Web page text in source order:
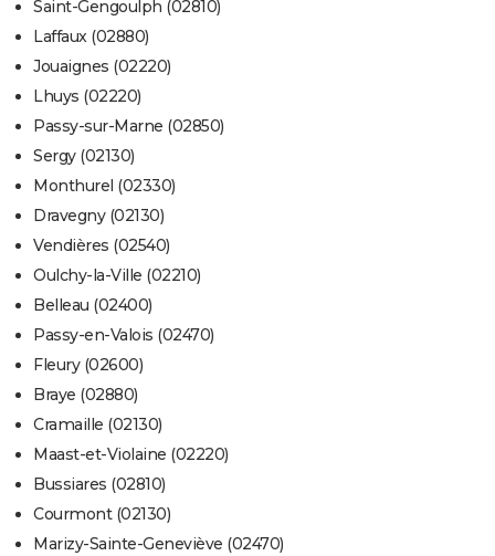
Saint-Gengoulph (02810)
Laffaux (02880)
Jouaignes (02220)
Lhuys (02220)
Passy-sur-Marne (02850)
Sergy (02130)
Monthurel (02330)
Dravegny (02130)
Vendières (02540)
Oulchy-la-Ville (02210)
Belleau (02400)
Passy-en-Valois (02470)
Fleury (02600)
Braye (02880)
Cramaille (02130)
Maast-et-Violaine (02220)
Bussiares (02810)
Courmont (02130)
Marizy-Sainte-Geneviève (02470)